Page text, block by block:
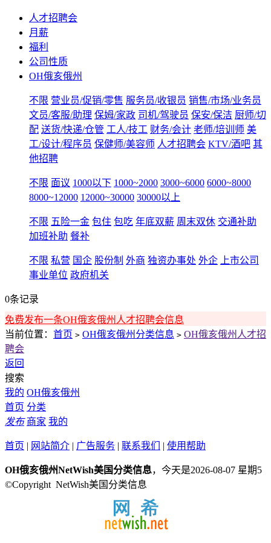
人才招聘会
月薪
福利
公司性质
OH俄亥俄州
不限 营业员/促销/零售 服务员/收银员 销售/市场/业务员
文员/客服/助理 保姆/家政 司机/驾驶员 保安/保洁 厨师/切
配 送货/快递/仓管 工人/技工 财务/会计 老师/培训师 美
工/设计/程序员 保健师/美容师 人才招聘会 KTV/酒吧 其
他招聘
不限 面议 1000以下 1000~2000 3000~6000 6000~8000
8000~12000 12000~30000 30000以上
不限 五险一金 包住 包吃 年底双薪 周末双休 交通补助
加班补助 餐补
不限 私营 国企 股份制 外商 独资办事处 外企
上市公司
事业单位 政府机关
0条记录
免费发布一条OH俄亥俄州人才招聘会信息
当前位置： 首页 > OH俄亥俄州分类信息 > OH俄亥俄州人才招
聘会
返回
搜索
我的 OH俄亥俄州
首页 分类
发布 商家 我的
首页 | 网站简介 | 广告服务 | 联系我们 | 使用帮助
OH俄亥俄州NetWish美国分类信息，今天是2026-08-07 星期5
©Copyright NetWish美国分类信息